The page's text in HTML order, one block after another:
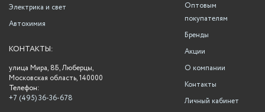
Оптовым
покупателям
Бренды
Акции
О компании
Контакты
Личный кабинет
Электрика и свет
Автохимия
КОНТАКТЫ:
улица Мира, 8Б, Люберцы,
Московская область, 140000
Телефон:
+7 (495) 36-36-678